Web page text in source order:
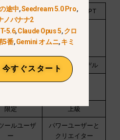
Plus グローバルGPT
~$20
2,000–
~$10.80
のみ 100以上のモデル
限定 上級
ールユーザ
ー
パワーユーザーと
クリエイター
途中,Seedream 5.0 Pro,
ノバナナ2
5.6,Claude Opus 5,クロ
5番,Gemini オムニ,キミ
すぐスタート